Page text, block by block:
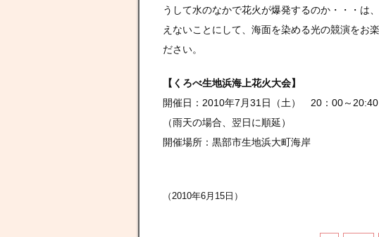
うして水のなかで花火が爆発するのか・・・は
えないことにして、海面を染める光の競演をお
ださい。
【くろべ生地浜海上花火大会】
開催日：2010年7月31日（土） 20：00～20:40
（雨天の場合、翌日に順延）
開催場所：黒部市生地浜大町海岸
（2010年6月15日）